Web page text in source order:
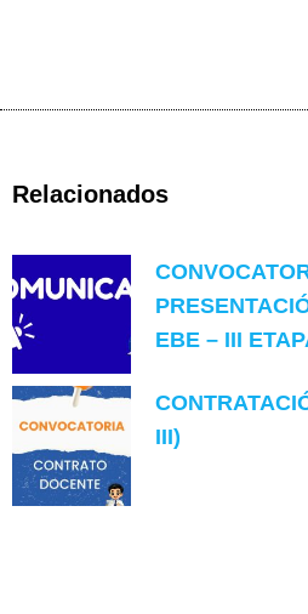
Relacionados
EBE – III
III)